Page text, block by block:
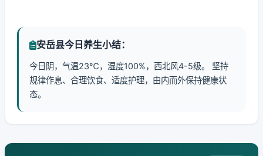
安岳县今日养生小结：
今日阴，气温23℃，湿度100%，西北风4-5级。 坚持
规律作息、合理饮食、适度护理，由内而外保持健康状
态。